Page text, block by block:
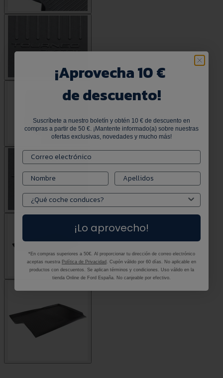
¡Aprovecha 10 €
de descuento!
Suscríbete a nuestro boletín y obtén 10 € de descuento en
compras a partir de 50 €. ¡Mantente informado(a) sobre nuestras
ofertas exclusivas, novedades y mucho más!
¡Lo aprovecho!
*En compras superiores a 50€. Al proporcionar tu dirección de correo electrónico
aceptas nuestra Política de Privacidad . Cupón válido por 60 días. No aplicable en
productos con descuentos. Se aplican términos y condiciones. Uso válido en la
tienda Online de Ford España. No canjeable por efectivo.